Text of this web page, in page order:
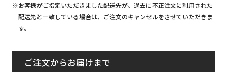
※お客様がご指定いただきました配送先が、過去に不正注文に利用された
配送先と一致している場合は、ご注文のキャンセルをさせていただきま
す。
ご注文からお届けまで